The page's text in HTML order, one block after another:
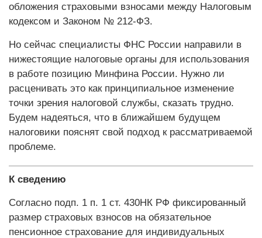
обложения страховыми взносами между Налоговым
кодексом и Законом № 212-ФЗ.
Но сейчас специалисты ФНС России направили в
нижестоящие налоговые органы для использования
в работе позицию Минфина России. Нужно ли
расценивать это как принципиальное изменение
точки зрения налоговой службы, сказать трудно.
Будем надеяться, что в ближайшем будущем
налоговики пояснят свой подход к рассматриваемой
проблеме.
К сведению
Согласно подп. 1 п. 1 ст. 430НК РФ фиксированный
размер страховых взносов на обязательное
пенсионное страхование для индивидуальных